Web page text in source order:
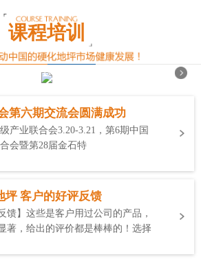
课程培训
第六期交流会圆满成功
产业联合会3.20-3.21，第6期中国
会暨第28届金石特
坪 客户的好评反馈
馈】这些是客户用过公司的产品，
著，给出的评价都是棒棒的！选择